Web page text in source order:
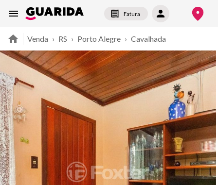
Fatura
Venda › RS › Porto Alegre › Cavalhada